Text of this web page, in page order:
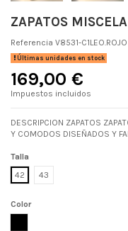
ZAPATOS
Referencia V8531-
Últimas unidades en stock
169,00 €
Impuestos incluidos
DESCRIPCION ZAPATOS
Y COMODOS DISEÑADOS Y
Talla
42
43
Color